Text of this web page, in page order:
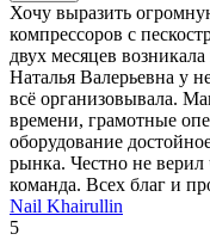
Хочу выразить
компрессоров с
двух месяцев
Наталья Валерьевна у
всё организовывала.
времени, грамотные
оборудование
рынка. Честно не верил
команда. Всех благ и
Nail Khairullin
5